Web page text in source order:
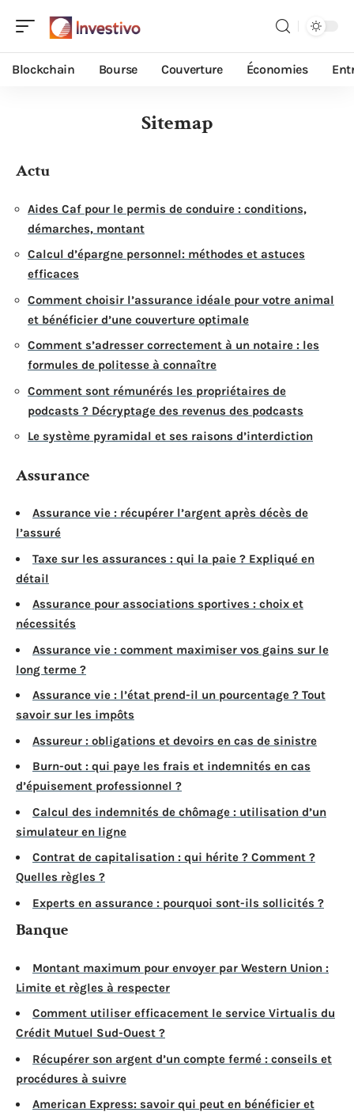
Blockchain Bourse Couverture Économies
Sitemap
Actu
Aides Caf pour le permis de conduire : conditions,
démarches, montant
Calcul d’épargne personnel: méthodes et astuces
efficaces
Comment choisir l’assurance idéale pour votre animal
et bénéficier d’une couverture optimale
Comment s’adresser correctement à un notaire : les
formules de politesse à connaître
Comment sont rémunérés les propriétaires de
podcasts ? Décryptage des revenus des podcasts
Le système pyramidal et ses raisons d’interdiction
Assurance
Assurance vie : récupérer l’argent après décès de
l’assuré
Taxe sur les assurances : qui la paie ? Expliqué en
détail
Assurance pour associations sportives : choix et
nécessités
Assurance vie : comment maximiser vos gains sur le
long terme ?
Assurance vie : l’état prend-il un pourcentage ? Tout
savoir sur les impôts
Assureur : obligations et devoirs en cas de sinistre
Burn-out : qui paye les frais et indemnités en cas
d’épuisement professionnel ?
Calcul des indemnités de chômage : utilisation d’un
simulateur en ligne
Contrat de capitalisation : qui hérite ? Comment ?
Quelles règles ?
Experts en assurance : pourquoi sont-ils sollicités ?
Banque
Montant maximum pour envoyer par Western Union :
Limite et règles à respecter
Comment utiliser efficacement le service Virtualis du
Crédit Mutuel Sud-Ouest ?
Récupérer son argent d’un compte fermé : conseils et
procédures à suivre
American Express: savoir qui peut en bénéficier et